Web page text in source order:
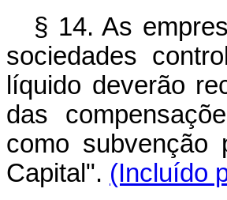
§ 14. As
sociedades
líquido deverão
das
como subvenção
Capital". (Incluído